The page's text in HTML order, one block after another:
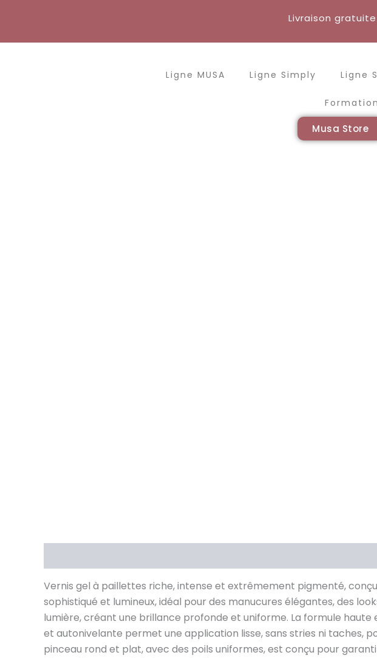
Livraison
Ligne MUSA Ligne Simply Ligne
Musa Store
Vernis gel à paillettes riche, intense et extrêmement pigmenté,
sophistiqué et lumineux, idéal pour des manucures élégantes, des
lumière, créant une brillance profonde et uniforme. La formule
et autonivelante permet une application lisse, sans stries ni taches,
pinceau rond et plat, avec des poils uniformes, est conçu pour